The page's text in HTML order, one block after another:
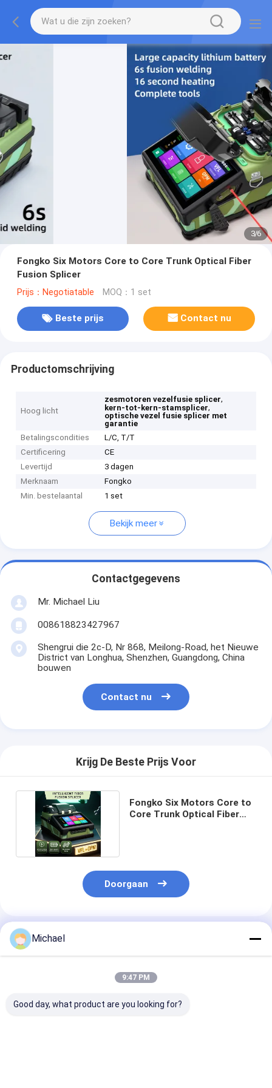
3/6
Fongko Six Motors Core to Core Trunk Optical Fiber
Fusion Splicer
Prijs：Negotiatable MOQ：1 set
Beste prijs Contact nu
Productomschrijving
Hoog licht
zesmotoren vezelfusie splicer,
kern-tot-kern-stamsplicer,
optische vezel fusie splicer met
garantie
Betalingscondities
L/C, T/T
Certificering
CE
Levertijd
3 dagen
Merknaam
Fongko
Min. bestelaantal
1 set
Bekijk meer
Contactgegevens
Mr. Michael Liu
008618823427967
Shengrui die 2c-D, Nr 868, Meilong-Road, het Nieuwe
District van Longhua, Shenzhen, Guangdong, China
bouwen
Contact nu
Krijg De Beste Prijs Voor
Fongko Six Motors Core to
Core Trunk Optical Fiber
Doorgaan
Geadviseerde Producten
Michael
9:47 PM
Good day, what product are you looking for?